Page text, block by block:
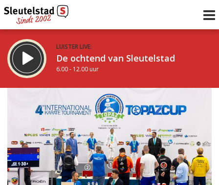
LUISTER LIVE:
De ochtend van Sleutelstad
6.00 - 12.00 uur
De middag van Sleutelstad
12.00 - 18.00 uur
uur 1 van 0
Inklappen